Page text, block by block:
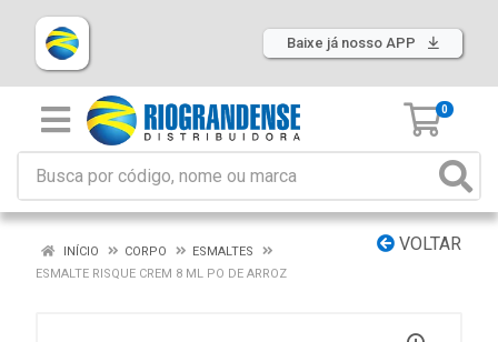
Baixe já nosso APP
0
VOLTAR
INÍCIO CORPO
ESMALTES
ESMALTE RISQUE CREM 8 ML PO DE ARROZ